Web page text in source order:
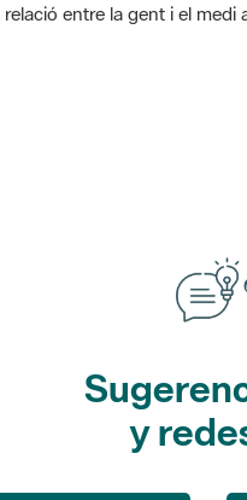
entre la gent i el medi
estrellas de 5.
y